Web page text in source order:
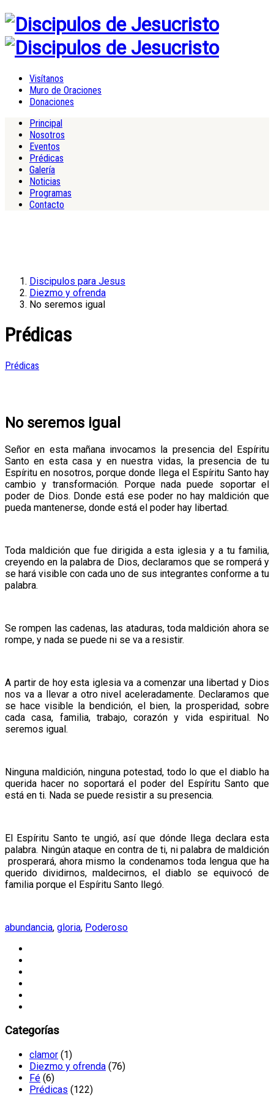
Visítanos
Muro de Oraciones
Donaciones
Principal
Nosotros
Eventos
Prédicas
Galería
Noticias
Programas
Contacto
Discipulos para Jesus
Diezmo y ofrenda
No seremos igual
Prédicas
Prédicas
No seremos igual
Señor en esta mañana invocamos la presencia del Espíritu
Santo en esta casa y en nuestra vidas, la presencia de tu
Espíritu en nosotros, porque donde llega el Espíritu Santo hay
cambio y transformación. Porque nada puede soportar el
poder de Dios. Donde está ese poder no hay maldición que
pueda mantenerse, donde está el poder hay libertad.
Toda maldición que fue dirigida a esta iglesia y a tu familia,
creyendo en la palabra de Dios, declaramos que se romperá y
se hará visible con cada uno de sus integrantes conforme a tu
palabra.
Se rompen las cadenas, las ataduras, toda maldición ahora se
rompe, y nada se puede ni se va a resistir.
A partir de hoy esta iglesia va a comenzar una libertad y Dios
nos va a llevar a otro nivel aceleradamente. Declaramos que
se hace visible la bendición, el bien, la prosperidad, sobre
cada casa, familia, trabajo, corazón y vida espiritual. No
seremos igual.
Ninguna maldición, ninguna potestad, todo lo que el diablo ha
querida hacer no soportará el poder del Espíritu Santo que
está en ti. Nada se puede resistir a su presencia.
El Espíritu Santo te ungió, así que dónde llega declara esta
palabra. Ningún ataque en contra de ti, ni palabra de maldición
prosperará, ahora mismo la condenamos toda lengua que ha
querido dividirnos, maldecirnos, el diablo se equivocó de
familia porque el Espíritu Santo llegó.
abundancia, gloria, Poderoso
Categorías
clamor (1)
Diezmo y ofrenda (76)
Fé (6)
Prédicas (122)